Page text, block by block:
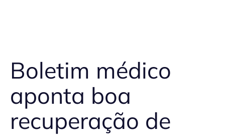
Boletim médico
aponta boa
recuperação de